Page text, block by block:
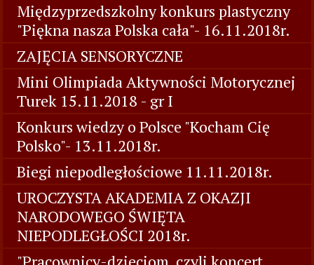
Międzyprzedszkolny konkurs plastyczny
"Piękna nasza Polska cała"- 16.11.2018r.
ZAJĘCIA SENSORYCZNE
Mini Olimpiada Aktywności Motorycznej
Turek 15.11.2018 - gr I
Konkurs wiedzy o Polsce "Kocham Cię
Polsko"- 13.11.2018r.
Biegi niepodległościowe 11.11.2018r.
UROCZYSTA AKADEMIA Z OKAZJI
NARODOWEGO ŚWIĘTA
NIEPODLEGŁOŚCI 2018r.